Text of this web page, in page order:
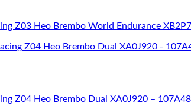
Z03 Heo Brembo World Endurance
Z04 Heo Brembo Dual XA0J920 –